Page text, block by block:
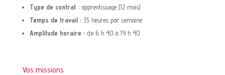
Type de contrat :apprentissage (12 mois)
Temps de travail :35 heures par semaine
Amplitude horaire :de 6 h 40 à 19 h 40
Vos missions